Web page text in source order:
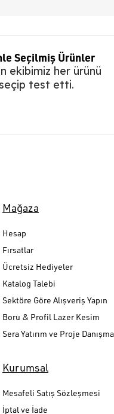
Seçilmiş Ürünler
ekibimiz her ürünü
seçip test etti.
Mağaza
Hesap
Fırsatlar
Ücretsiz Hediyeler
Katalog Talebi
Sektöre Göre Alışveriş Yapın
Boru & Profil Lazer Kesim
Sera Yatırım ve Proje
Kurumsal
Mesafeli Satış Sözleşmesi
İptal ve İade